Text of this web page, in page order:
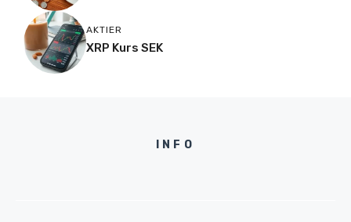
AKTIER
XRP Kurs SEK
INFO